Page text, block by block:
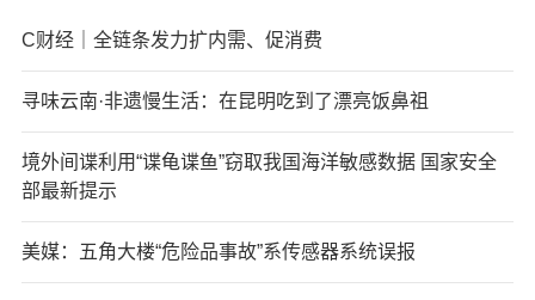
C财经｜全链条发力扩内需、促消费
寻味云南·非遗慢生活：在昆明吃到了漂亮饭鼻祖
境外间谍利用“谍龟谍鱼”窃取我国海洋敏感数据 国家安全
部最新提示
美媒：五角大楼“危险品事故”系传感器系统误报